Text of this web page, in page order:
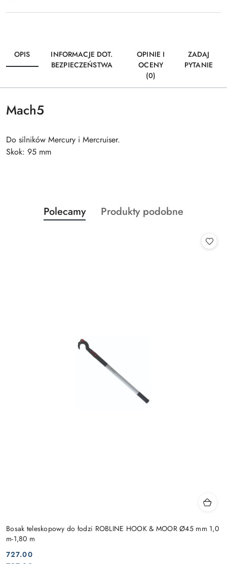
OPIS
INFORMACJE DOT.
BEZPIECZEŃSTWA
OPINIE I
OCENY
(0)
ZADAJ
PYTANIE
Mach5
Do silników Mercury i Mercruiser.
Skok: 95 mm
Pomiń karuzelę produktów
Produkty
o
Polecamy
Produkty
Produkty podobne
Bosak teleskopowy do łodzi ROBLINE HOOK & MOOR Ø45 mm 1,0
m-1,80 m
727.00